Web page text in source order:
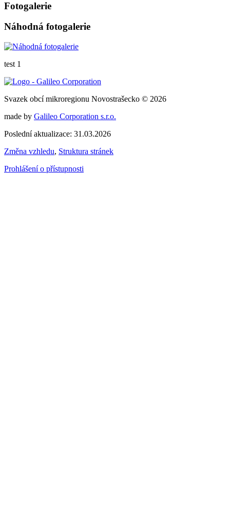
Fotogalerie
Náhodná fotogalerie
test 1
Svazek obcí mikroregionu Novostrašecko © 2026
made by Galileo Corporation s.r.o.
Poslední aktualizace: 31.03.2026
Změna vzhledu, Struktura stránek
Prohlášení o přístupnosti